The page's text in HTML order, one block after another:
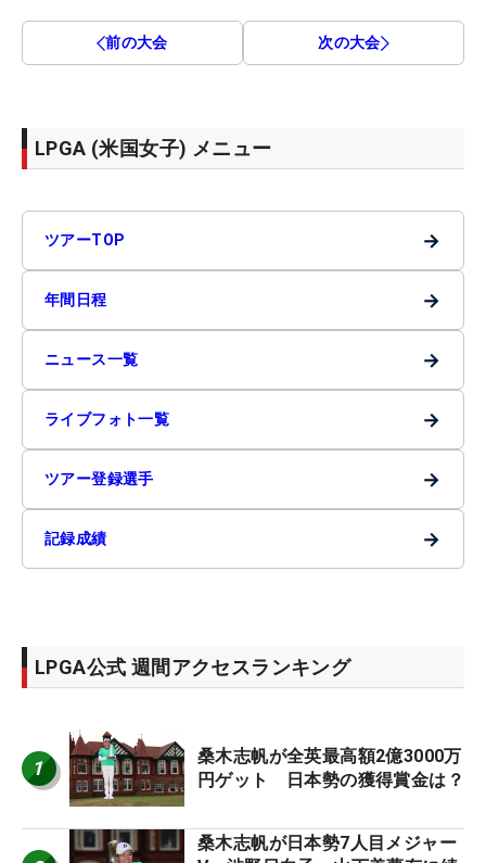
前の大会 次の大会
LPGA (米国女子) メニュー
ツアーTOP →
年間日程 →
ニュース一覧 →
ライブフォト一覧 →
ツアー登録選手 →
記録成績 →
LPGA公式 週間アクセスランキング
1
桑木志帆が全英最高額2億3000万
円ゲット 日本勢の獲得賞金は？
桑木志帆が日本勢7人目メジャー